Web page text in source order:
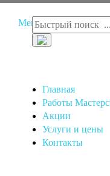
Меню
Главная
Работы
Акции
Услуги и цены
Контакты